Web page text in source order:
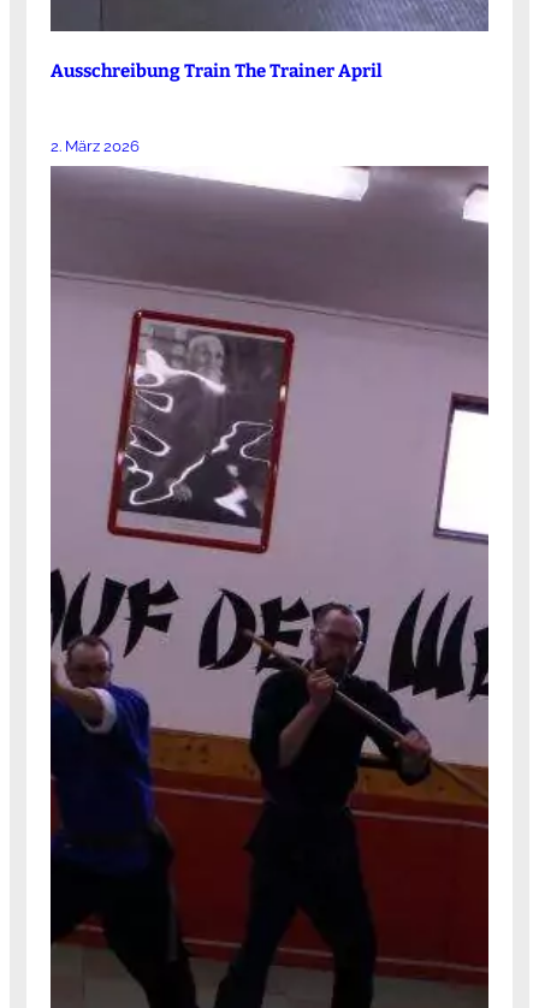
Ausschreibung Train The Trainer April
2. März 2026